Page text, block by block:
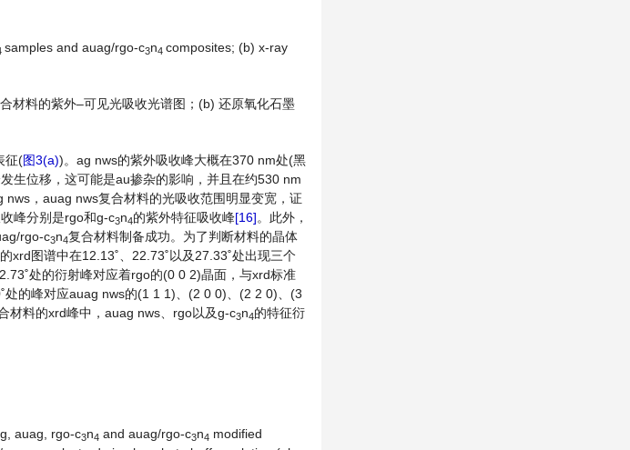
samples and auag/rgo-c3n4 composites; (b) x-ray
材料的紫外–可见光吸收光谱图；(b) 还原氧化石墨
征(图3(a))。ag nws的紫外吸收峰大概在370 nm处(黑
生位移，这可能是au掺杂的影响，并且在约530 nm
nws，auag nws复合材料的光吸收范围明显变宽，证
峰分别是rgo和g-c3n4的紫外特征吸收峰[16]。此外，
rgo-c3n4复合材料制备成功。为了判断材料的晶体
xrd图谱中在12.13˚、22.73˚以及27.33˚处出现三个
处的衍射峰对应着rgo的(0 0 2)晶面，与xrd标准
处的峰对应auag nws的(1 1 1)、(2 0 0)、(2 2 0)、(3
材料的xrd峰中，auag nws、rgo以及g-c3n4的特征衍
auag, rgo-c3n4 and auag/rgo-c3n4 modified